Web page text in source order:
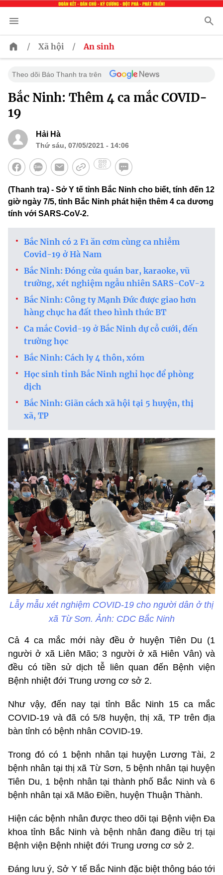
/ Xã hội / An sinh
Theo dõi Báo Thanh tra trên
Bắc Ninh: Thêm 4 ca mắc COVID-
19
Hải Hà
Thứ sáu, 07/05/2021 - 14:06
(Thanh tra) - Sở Y tế tỉnh Bắc Ninh cho biết, tính đến 12
giờ ngày 7/5, tỉnh Bắc Ninh phát hiện thêm 4 ca dương
tính với SARS-CoV-2.
Bắc Ninh có 2 F1 ăn cơm cùng ca nhiễm
Covid-19 ở Hà Nam
Bắc Ninh: Đóng cửa quán bar, karaoke, vũ
trường, xét nghiệm ngẫu nhiên SARS-CoV-2
Bắc Ninh: Công ty Mạnh Đức được giao hơn
hàng chục ha đất theo hình thức BT
Ca mắc Covid-19 ở Bắc Ninh dự cỗ cưới, đến
trường học
Bắc Ninh: Cách ly 4 thôn, xóm
Học sinh tỉnh Bắc Ninh nghỉ học để phòng
dịch
Bắc Ninh: Giãn cách xã hội tại 5 huyện, thị
xã, TP
Lẫy mẫu xét nghiệm COVID-19 cho người dân ở thị
xã Từ Sơn. Ảnh: CDC Bắc Ninh
Cả 4 ca mắc mới này đều ở huyện Tiên Du (1
người ở xã Liên Mão; 3 người ở xã Hiên Vân) và
đều có tiền sử dịch tễ liên quan đến Bệnh viện
Bệnh nhiệt đới Trung ương cơ sở 2.
Như vậy, đến nay tại tỉnh Bắc Ninh 15 ca mắc
COVID-19 và đã có 5/8 huyện, thị xã, TP trên địa
bàn tỉnh có bệnh nhân COVID-19.
Trong đó có 1 bệnh nhân tại huyện Lương Tài, 2
bệnh nhân tại thị xã Từ Sơn, 5 bệnh nhân tại huyện
Tiên Du, 1 bệnh nhân tại thành phố Bắc Ninh và 6
bệnh nhân tại xã Mão Điền, huyện Thuận Thành.
Hiện các bệnh nhân được theo dõi tại Bệnh viện Đa
khoa tỉnh Bắc Ninh và bệnh nhân đang điều trị tại
Bệnh viện Bệnh nhiệt đới Trung ương cơ sở 2.
Đáng lưu ý, Sở Y tế Bắc Ninh đặc biệt thông báo tới